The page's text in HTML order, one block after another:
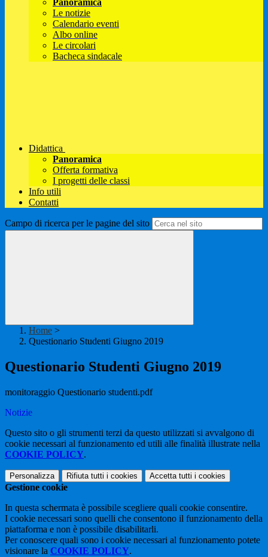
Panoramica
Le notizie
Calendario eventi
Albo online
Le circolari
Bacheca sindacale
Didattica
Panoramica
Offerta formativa
I progetti delle classi
Info utili
Contatti
Campo di ricerca per le pagine del sito
Home >
Questionario Studenti Giugno 2019
Questionario Studenti Giugno 2019
monitoraggio Questionario studenti.pdf
Notizie
Questo sito o gli strumenti terzi da questo utilizzati si avvalgono di
cookie necessari al funzionamento ed utili alle finalità illustrate nella
COOKIE POLICY.
Personalizza Rifiuta tutti i cookies Accetta tutti i cookies
Gestione cookie
In questa schermata è possibile scegliere quali cookie consentire.
I cookie necessari sono quelli che consentono il funzionamento della
piattaforma e non è possibile disabilitarli.
Per conoscere quali sono i cookie necessari al funzionamento potete
visionare la COOKIE POLICY.